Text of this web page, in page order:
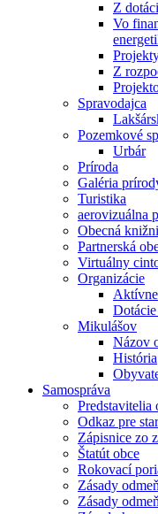
Z
Vo
Z
Spravodajca
Pozemkové
Urbár
Príroda
Galéria
Turistika
aerovizuálna
Obecná
Partnerská
Virtuálny
Organizácie
Mikulášov
Názov
História
Samospráva
Predstavitelia
Odkaz pre
Zápisnice zo
Štatút obce
Rokovací
Zásady
Zásady